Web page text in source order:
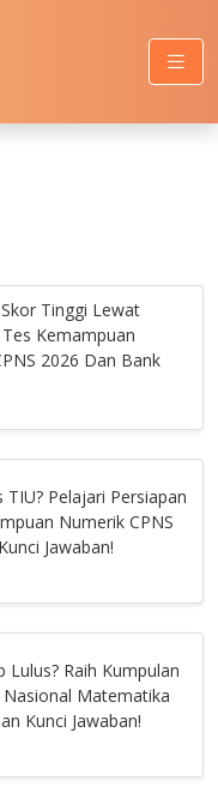
Tinggi Lewat
Kemampuan
2026 Dan Bank
TIU? Pelajari Persiapan
Numerik CPNS
Jawaban!
Lulus? Raih Kumpulan
Nasional Matematika
Kunci Jawaban!